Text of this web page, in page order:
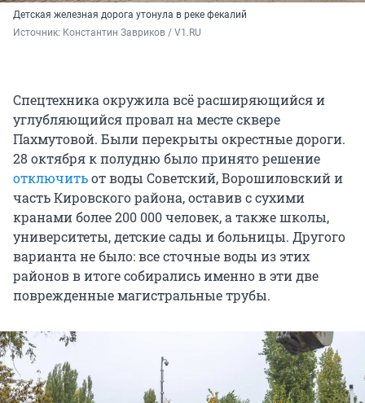
Детская железная дорога утонула в реке фекалий
Источник: Константин Завриков / V1.RU
Спецтехника окружила всё расширяющийся и
углубляющийся провал на месте сквере
Пахмутовой. Были перекрыты окрестные дороги.
28 октября к полудню было принято решение
отключитьот воды Советский, Ворошиловский и
часть Кировского района, оставив с сухими
кранами более 200 000 человек, а также школы,
университеты, детские сады и больницы. Другого
варианта не было: все сточные воды из этих
районов в итоге собирались именно в эти две
поврежденные магистральные трубы.